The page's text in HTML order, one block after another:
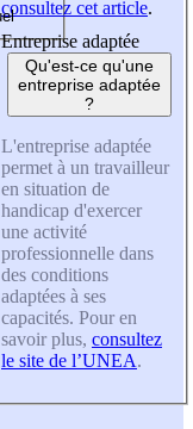
consultez cet article.
Entreprise adaptée
Qu'est-ce qu'une
entreprise adaptée
?
L'entreprise adaptée
permet à un travailleur
en situation de
handicap d'exercer
une activité
professionnelle dans
des conditions
adaptées à ses
capacités. Pour en
savoir plus, consultez
le site de l’UNEA.